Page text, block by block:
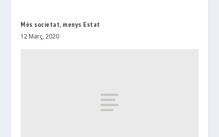
Més societat, menys Estat
12 Març, 2020